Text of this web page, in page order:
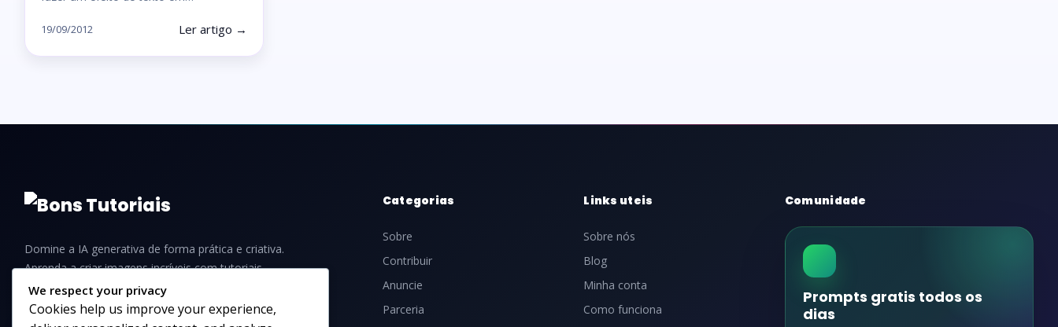
19/09/2012 Ler artigo →
Domine a IA generativa de forma prática e criativa.
Aprenda a criar imagens incríveis com tutoriais,
guias e dicas para iniciantes e profissionais.
Categorias
Sobre
Contribuir
Anuncie
Parceria
Links uteis
Sobre nós
Blog
Minha conta
Como funciona
Comunidade
Prompts gratis todos os
dias
We respect your privacy
Cookies help us improve your experience,